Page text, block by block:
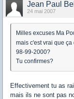
Jean Paul
24 mai 2007
Milles excuses Ma
mais c'est vrai que
98-99-2000?
Tu confirmes?
Effectivement tu as
mais ils ne sont pas